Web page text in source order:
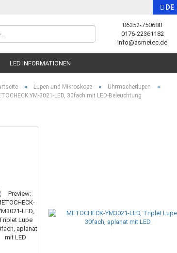
DE
Sprache auswählen
06352-750680
0176-22361182
info@asmetec.de
LED INFORMATIONEN
» Lupen und Mikroskope » Uhrmacherlupen »
YM-3021-LED, 30fach mit LED-Beleuchtung